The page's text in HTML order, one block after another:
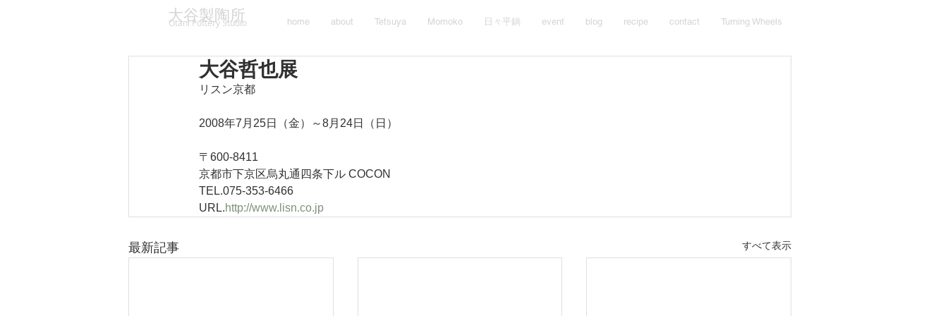
大谷製陶所
Otani Pottery Studio home about Tetsuya Momoko 日々平鍋 event blog recipe contact Turning Wheels
大谷哲也展
リスン京都
2008年7月25日（金）～8月24日（日）
〒600-8411
京都市下京区烏丸通四条下ル COCON
TEL.075-353-6466
URL.http://www.lisn.co.jp
最新記事 すべて表示